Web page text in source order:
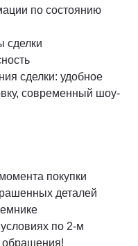
по состоянию
сделки
сделки: удобное
современный шоу-
покупки
деталей
по 2-м